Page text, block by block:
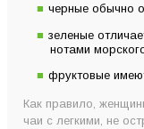
черные обычно
зеленые
нотами
фруктовые
Как правило,
чаи с легкими, не